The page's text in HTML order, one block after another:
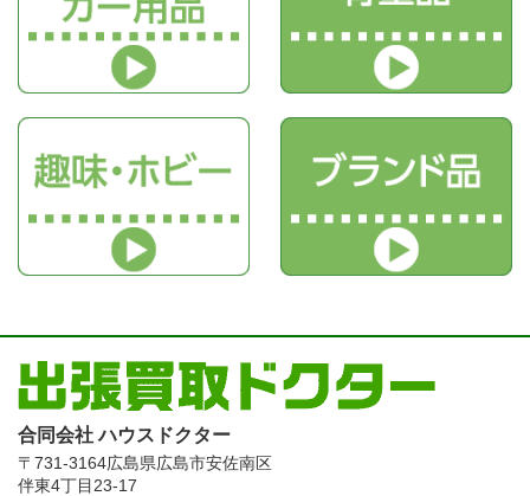
合同会社 ハウスドクター
〒731-3164広島県広島市安佐南区
伴東4丁目23-17